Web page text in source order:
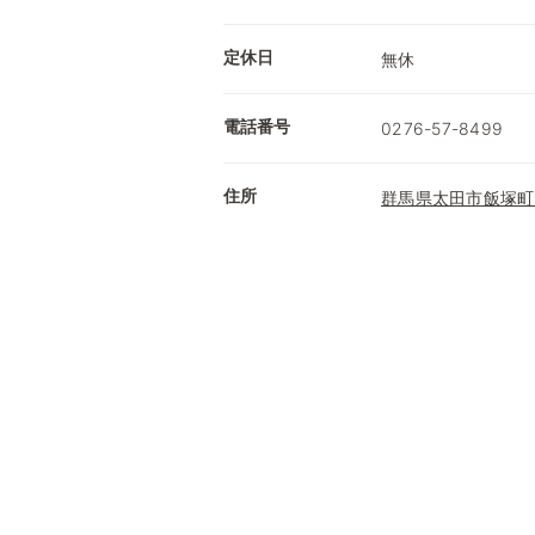
定休日 無休
電話番号 0276-57-8499
住所 群馬県太田市飯塚